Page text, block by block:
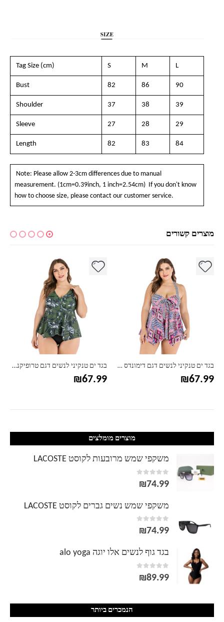
Tag Size (cm) S M L
Bust 82 86 90
Shoulder 37 38 39
Sleeve 27 28 29
Length 82 83 84
Note: Please allow 2-3cm differences due to manual
measurement. (1cm=0.39inch, 1 inch=2.54cm) If you don't know
how to choose size, please contact our customer service.
מוצרים קשורים
בגד ים טנקיני לנשים דגם דימונדס – מידות גדולות
₪67.99
בגד ים טנקיני לנשים דגם טרופיקנה – מידות גדולות
₪67.99
מוצרים מומלצים
משקפי שמש מרובעות לקוסט LACOSTE
0
out of 5
₪74.99
משקפי שמש נשים גברים לקוסט LACOSTE
0
out of 5
₪74.99
בגד גוף לנשים אלו יוגה alo yoga
0
out of 5
₪89.99
הנמכרים ביותר